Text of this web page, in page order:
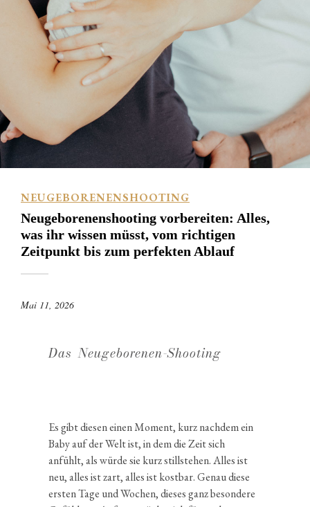
NEUGEBORENENSHOOTING
Neuge­bo­re­nen­shoo­ting vorbe­reiten: Alles,
was ihr wissen müsst, vom richtigen
Zeitpunkt bis zum perfekten Ablauf
Mai 11, 2026
Das Neuge­bo­renen-Shooting
Es gibt diesen einen Moment, kurz nachdem ein
Baby auf der Welt ist, in dem die Zeit sich
anfühlt, als würde sie kurz still­stehen. Alles ist
neu, alles ist zart, alles ist kostbar. Genau diese
ersten Tage und Wochen, dieses ganz beson­dere